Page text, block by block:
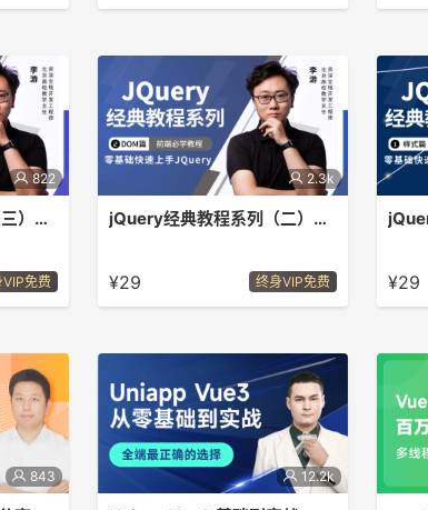
快速提升开发效率！
822
jQuery经典教程系列（三）事件篇
学习
免费
2.3k
jQuery经典教程系列（二）DOM篇
分 - DOM部分，学后可以达到学习
jQuery基础
¥29 终身VIP免费 ¥29
843 12.2k